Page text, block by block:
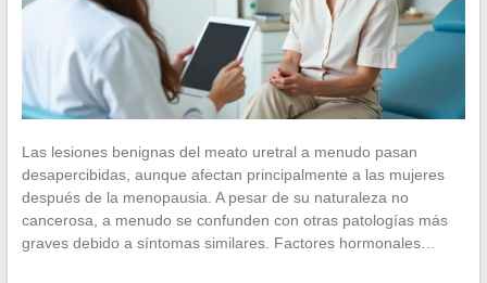
Las lesiones benignas del meato uretral a menudo pasan
desapercibidas, aunque afectan principalmente a las mujeres
después de la menopausia. A pesar de su naturaleza no
cancerosa, a menudo se confunden con otras patologías más
graves debido a síntomas similares. Factores hormonales…